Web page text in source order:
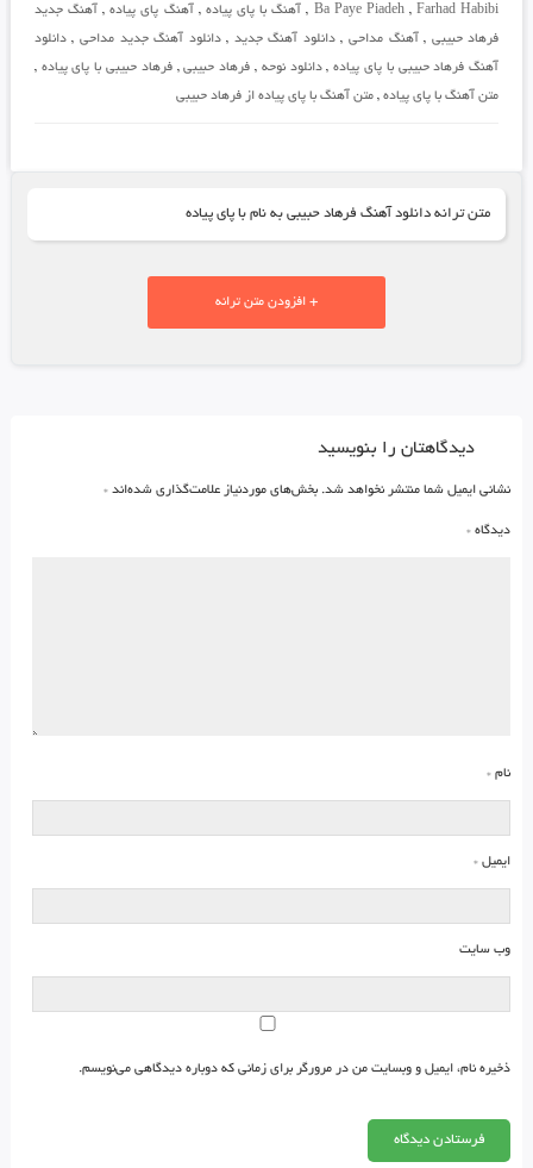
Ba Paye Piadeh,Farhad Habibi
, آهنگ با پای پیاده , آهنگ پای پیاده, آهنگ جدید
فرهاد حبیبی , آهنگ مداحی ,دانلود آهنگ جدید ,دانلود آهنگ جدید مداحی ,دانلود
آهنگ فرهاد حبیبی با پای پیاده,دانلود نوحه , فرهاد حبیبی,فرهاد حبیبی با پای پیاده ,
متن آهنگ با پای پیاده, متن آهنگ با پای پیاده از فرهاد حبیبی
متن ترانه دانلود آهنگ فرهاد حبیبی به نام با پای پیاده
+ افزودن متن ترانه
دیدگاهتان را بنویسید
نشانی ایمیل شما منتشر نخواهد شد. بخش‌های موردنیاز علامت‌گذاری شده‌اند *
دیدگاه *
نام *
ایمیل *
وب‌ سایت
ذخیره نام، ایمیل و وبسایت من در مرورگر برای زمانی که دوباره دیدگاهی می‌نویسم.